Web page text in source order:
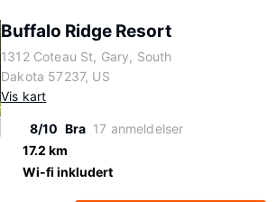
Buffalo Ridge Resort
1312 Coteau St, Gary, South
Dakota 57237, US
Vis kart
8/10 Bra 17 anmeldelser
17.2 km
Wi-fi inkludert